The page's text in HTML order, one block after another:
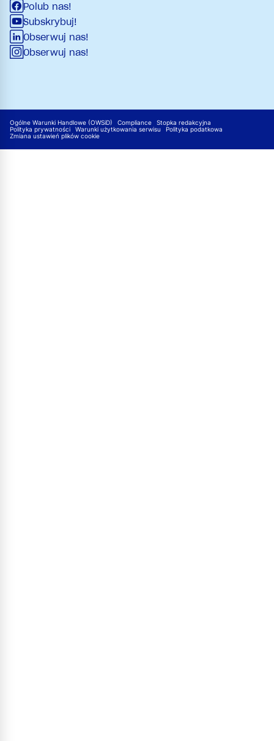
Polub nas!
Subskrybuj!
Obserwuj nas!
Obserwuj nas!
Ogólne Warunki Handlowe (OWSiD) Compliance
Stopka redakcyjna
Polityka prywatności
Warunki użytkowania serwisu
Polityka podatkowa
Zmiana ustawień plików cookie